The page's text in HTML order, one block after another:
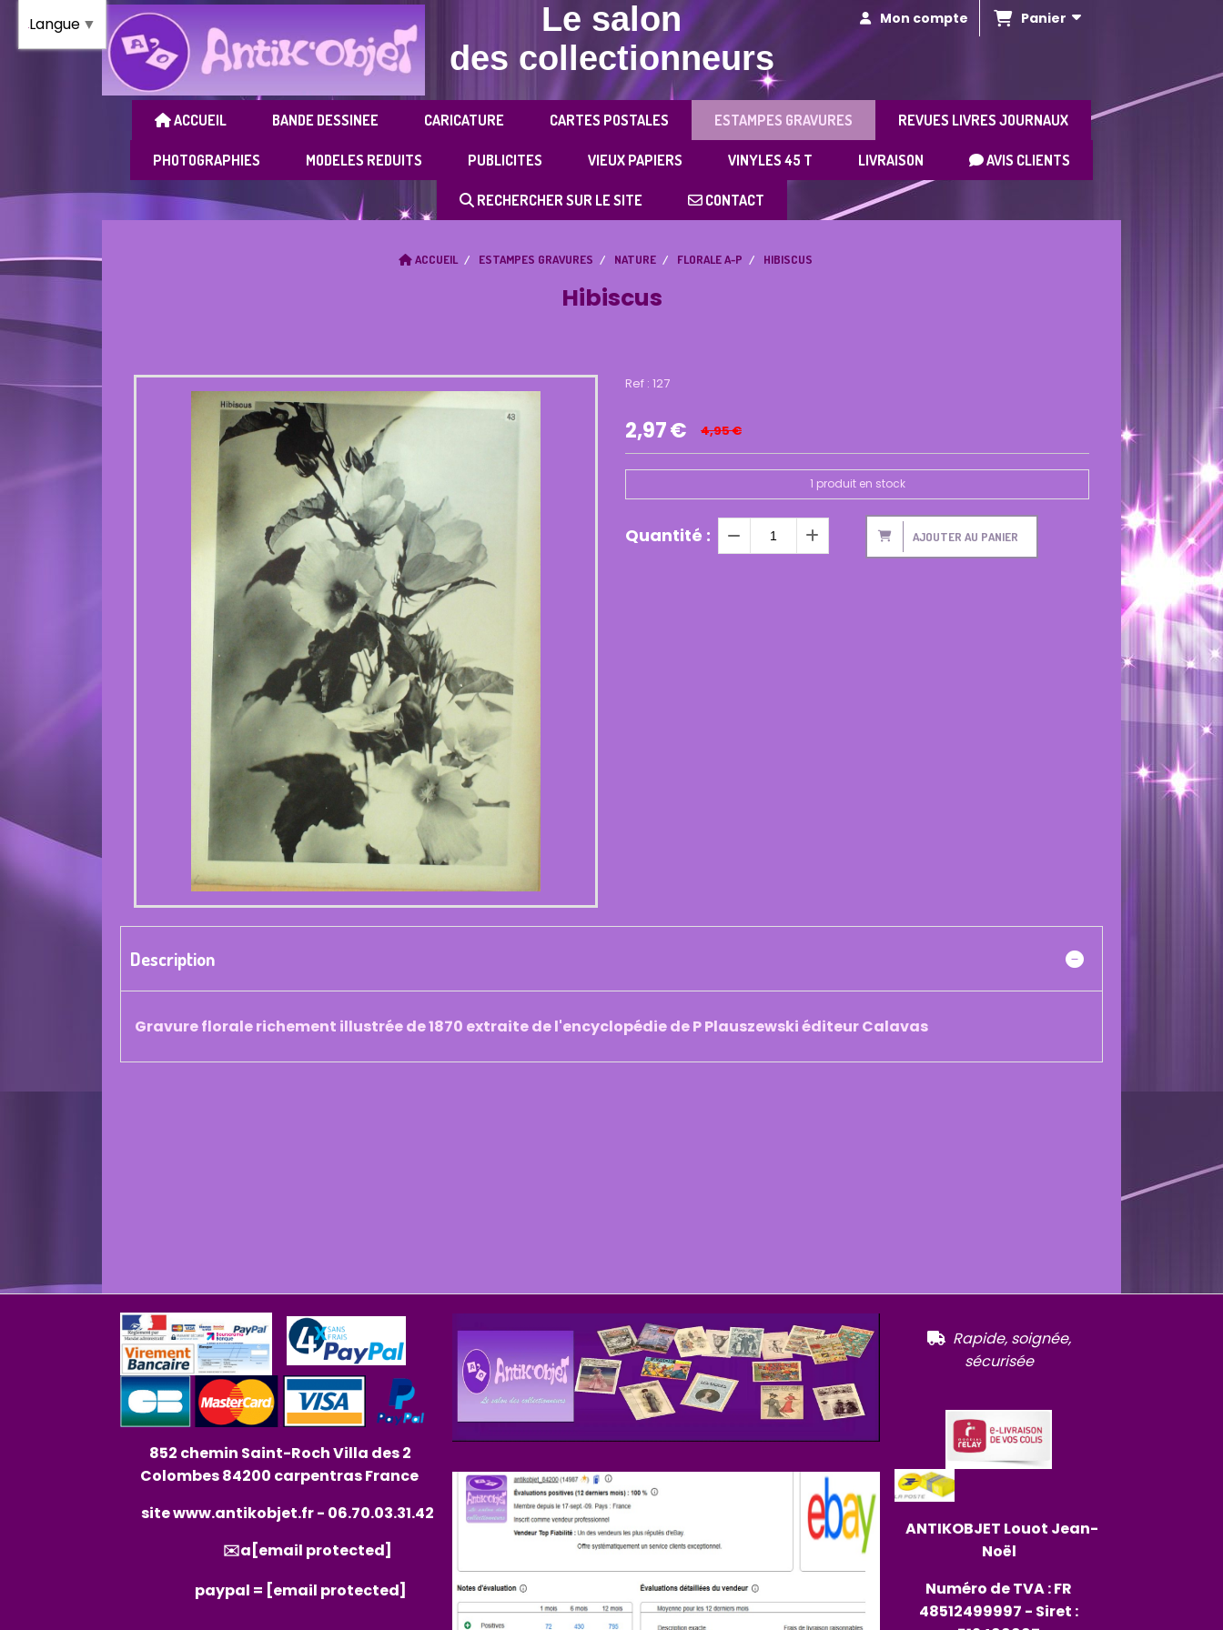
Le salon
des collectionneurs
Mon compte Panier
ACCUEIL BANDE DESSINEE CARICATURE CARTES POSTALES ESTAMPES GRAVURES REVUES LIVRES JOURNAUX
PHOTOGRAPHIES MODELES REDUITS PUBLICITES VIEUX PAPIERS VINYLES 45 T LIVRAISON AVIS CLIENTS
RECHERCHER SUR LE SITE CONTACT
ACCUEIL ESTAMPES GRAVURES NATURE FLORALE A-P HIBISCUS
Hibiscus
Ref : 127
2,97€ 4,95€
1 produit en stock
Quantité : AJOUTER AU PANIER
Description
Gravure florale richement illustrée de 1870 extraite de l'encyclopédie de P Plauszewski éditeur Calavas
852 chemin Saint-Roch Villa des 2
Colombes 84200 carpentras France
sitewww.antikobjet.fr- 06.70.03.31.42
✉️a [email protected]
paypal = [email protected]
 Rapide, soignée,
sécurisée
ANTIKOBJET Louot Jean-
Noël
Numéro de TVA : FR
48512499997 - Siret :
Langue ▼
Panneau de gestion des cookies